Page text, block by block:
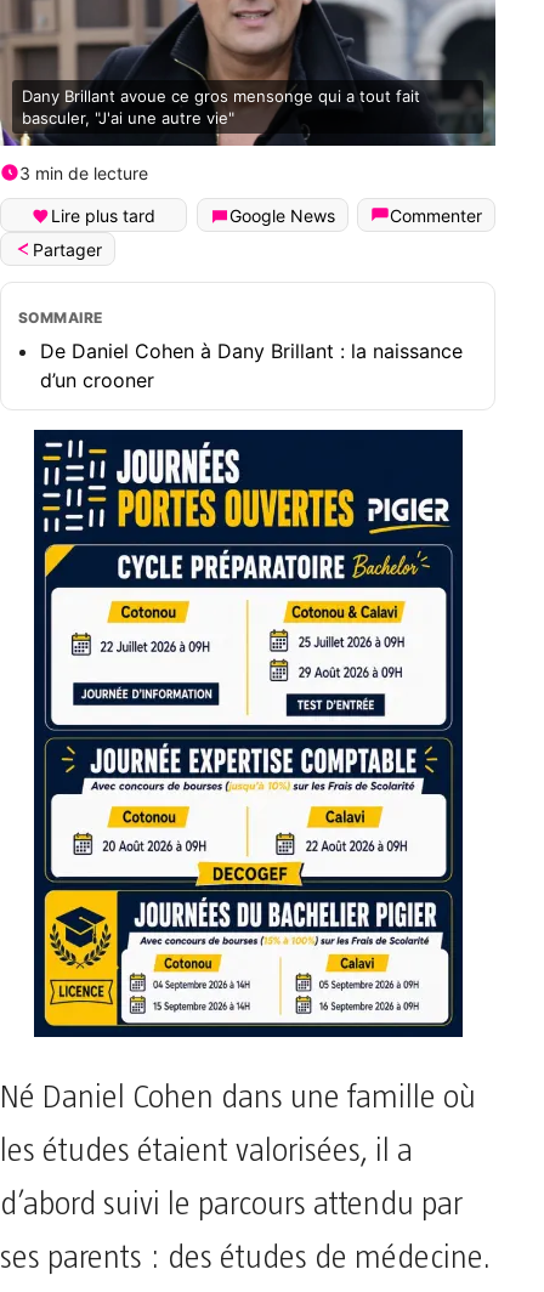
Dany Brillant avoue ce gros mensonge qui a tout fait
basculer, "J'ai une autre vie"
3 min de lecture
Lire plus tard Google News
Commenter
Partager
SOMMAIRE
De Daniel Cohen à Dany Brillant : la naissance
d’un crooner
Né Daniel Cohen dans une famille où
les études étaient valorisées, il a
d’abord suivi le parcours attendu par
ses parents : des études de médecine.